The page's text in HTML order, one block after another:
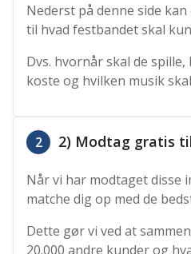
Nederst på denne side
til hvad festbandet skal
Dvs. hvornår skal de
koste og hvilken musik
2 2) Modtag gratis
Når vi har modtaget disse
matche dig op med de
Dette gør vi ved at
20.000 andre kunder og